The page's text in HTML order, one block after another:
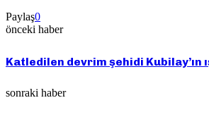
Paylaş0
önceki haber
Katledilen devrim şehidi Kubilay’ın
sonraki haber